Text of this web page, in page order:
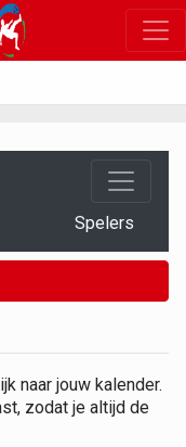
Spelers
naar jouw kalender.
zodat je altijd de